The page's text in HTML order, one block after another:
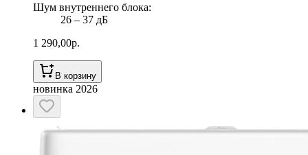
Шум внутреннего блока:
26 ‒ 37 дБ
1 290,00р.
В корзину
новинка 2026